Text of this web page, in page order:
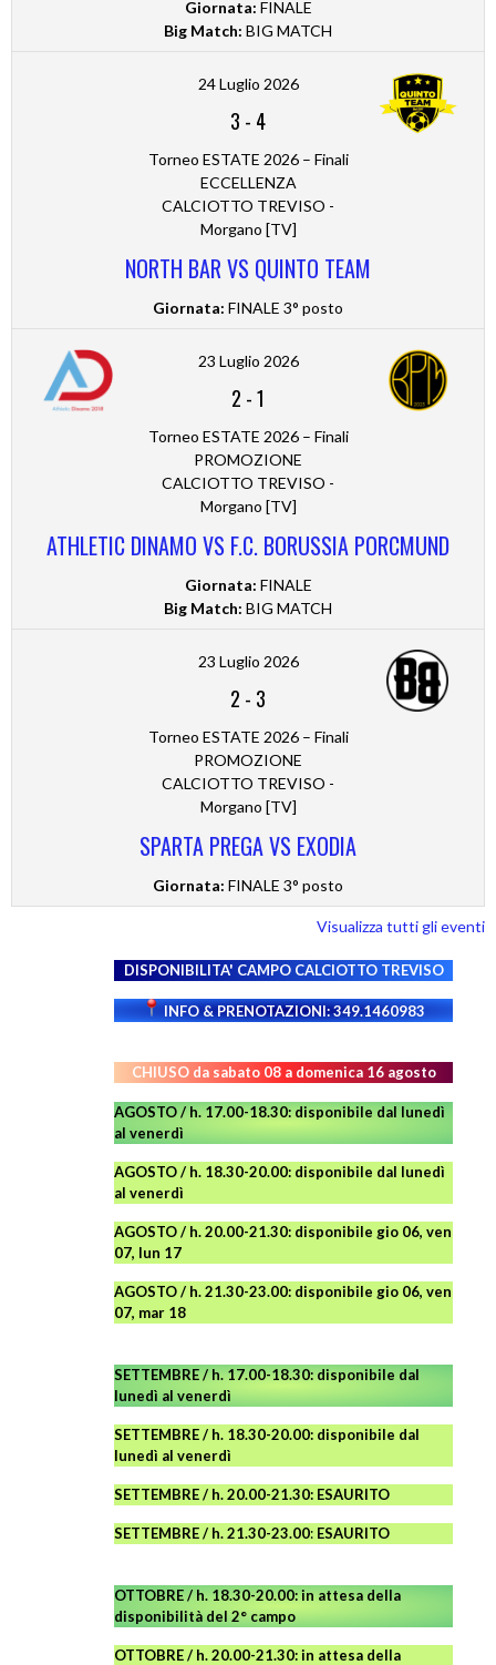
Giornata: FINALE
Big Match: BIG MATCH
24 Luglio 2026
3 - 4
Torneo ESTATE 2026 – Finali
ECCELLENZA
CALCIOTTO TREVISO -
Morgano [TV]
NORTH BAR VS QUINTO TEAM
Giornata: FINALE 3° posto
23 Luglio 2026
2 -1
Torneo ESTATE 2026 – Finali
PROMOZIONE
CALCIOTTO TREVISO -
Morgano [TV]
ATHLETIC DINAMO VS F.C. BORUSSIA PORCMUND
Giornata: FINALE
Big Match: BIG MATCH
23 Luglio 2026
2 - 3
Torneo ESTATE 2026 – Finali
PROMOZIONE
CALCIOTTO TREVISO -
Morgano [TV]
SPARTA PREGA VS EXODIA
Giornata: FINALE 3° posto
Visualizza tutti gli eventi
DISPONIBILITA' CAMPO CALCIOTTO TREVISO
INFO & PRENOTAZIONI: 349.1460983
CHIUSO da sabato 08 a domenica 16 agosto
AGOSTO / h. 17.00-18.30: disponibile dal lunedì
al venerdì
AGOSTO/ h. 18.30-20.00: disponibile dal lunedì
al venerdì
AGOSTO / h. 20.00-21.30: disponibile gio 06, ven
07, lun 17
AGOSTO/ h. 21.30-23.00: disponibile gio 06, ven
07, mar 18
SETTEMBRE / h. 17.00-18.30: disponibile dal
lunedì al venerdì
SETTEMBRE / h. 18.30-20.00: disponibile dal
lunedì al venerdì
SETTEMBRE / h. 20.00-21.30: ESAURITO
SETTEMBRE / h. 21.30-23.00: ESAURITO
OTTOBRE / h. 18.30-20.00:in attesa della
disponibilità del 2° campo
OTTOBRE / h. 20.00-21.30:in attesa della